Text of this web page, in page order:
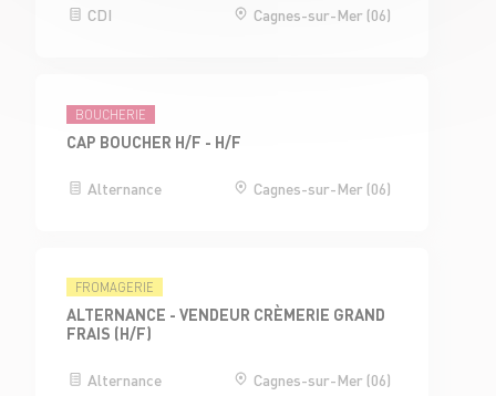
CDI Cagnes-sur-Mer (06)
BOUCHERIE
CAP BOUCHER H/F - H/F
Alternance Cagnes-sur-Mer (06)
FROMAGERIE
ALTERNANCE - VENDEUR CRÈMERIE GRAND
FRAIS (H/F)
Alternance Cagnes-sur-Mer (06)